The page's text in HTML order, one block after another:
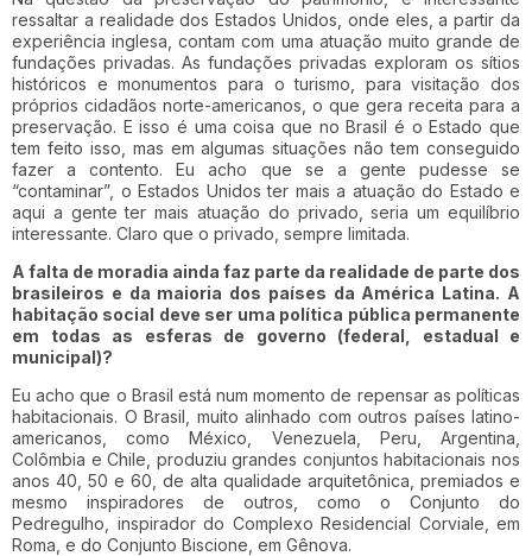
ressaltar a realidade dos Estados Unidos, onde eles, a partir da
experiência inglesa, contam com uma atuação muito grande de
fundações privadas. As fundações privadas exploram os sítios
históricos e monumentos para o turismo, para visitação dos
próprios cidadãos norte-americanos, o que gera receita para a
preservação. E isso é uma coisa que no Brasil é o Estado que
tem feito isso, mas em algumas situações não tem conseguido
fazer a contento. Eu acho que se a gente pudesse se
“contaminar”, o Estados Unidos ter mais a atuação do Estado e
aqui a gente ter mais atuação do privado, seria um equilíbrio
interessante. Claro que o privado, sempre limitada.
A falta de moradia ainda faz parte da realidade de parte dos
brasileiros e da maioria dos países da América Latina. A
habitação social deve ser uma política pública permanente
em todas as esferas de governo (federal, estadual e
municipal)?
Eu acho que o Brasil está num momento de repensar as políticas
habitacionais. O Brasil, muito alinhado com outros países latino-
americanos, como México, Venezuela, Peru, Argentina,
Colômbia e Chile, produziu grandes conjuntos habitacionais nos
anos 40, 50 e 60, de alta qualidade arquitetônica, premiados e
mesmo inspiradores de outros, como o Conjunto do
Pedregulho, inspirador do Complexo Residencial Corviale, em
Roma, e do Conjunto Biscione, em Gênova.